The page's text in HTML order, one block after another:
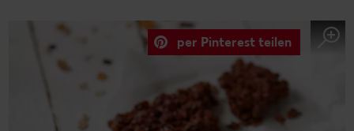
per Pinterest teilen